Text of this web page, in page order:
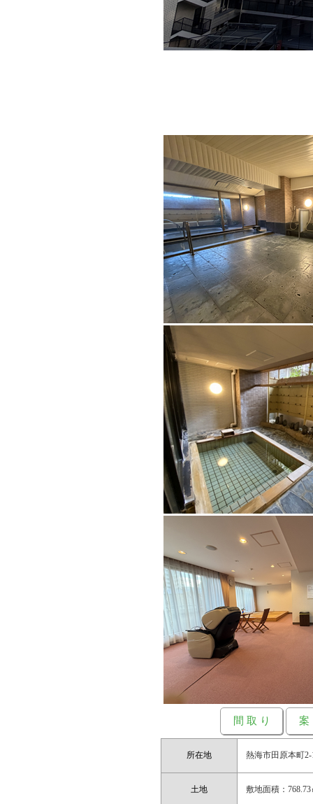
間 取 り 案
所在地 熱海市田原本町
土地 敷地面積：